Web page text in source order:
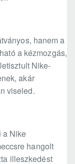
hanem a
a kézmozgás,
Nike-
akár
viseled.
a Nike
hangolt
illeszkedést